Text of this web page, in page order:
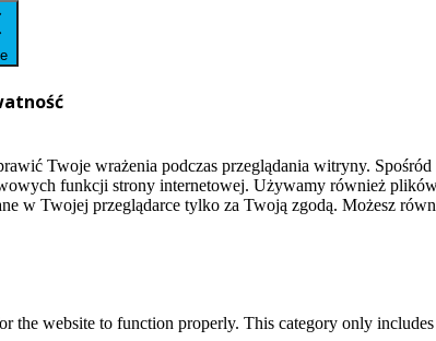
Twoje wrażenia podczas przeglądania witryny.
funkcji strony internetowej. Używamy również
w Twojej przeglądarce tylko za Twoją zgodą. Możesz
the website to function properly. This category only